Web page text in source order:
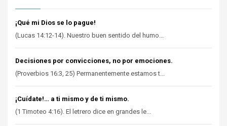
¡Qué mi Dios se lo pague!
(Lucas 14:12-14). Nuestro buen sentido del humo...
Decisiones por convicciones, no por emociones.
(Proverbios 16:3, 25) Permanentemente estamos t...
¡Cuídate!… a ti mismo y de ti mismo.
(1 Timoteo 4:16). El letrero dice en grandes le...